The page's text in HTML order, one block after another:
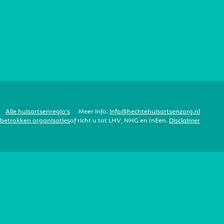
Alle huisartsenregio’s
organisaties
Meer info: info@hechtehuisartsenzorg.nl
of richt u tot LHV, NHG en InEen. Disclaimer